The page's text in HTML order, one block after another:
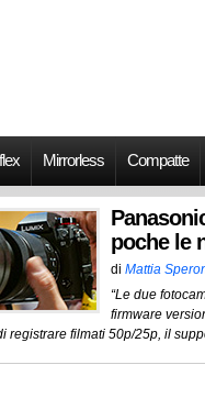
Mirrorless Compatte
poche le
di Mattia
“Le due
firmware
registrare filmati 50p/25p, il